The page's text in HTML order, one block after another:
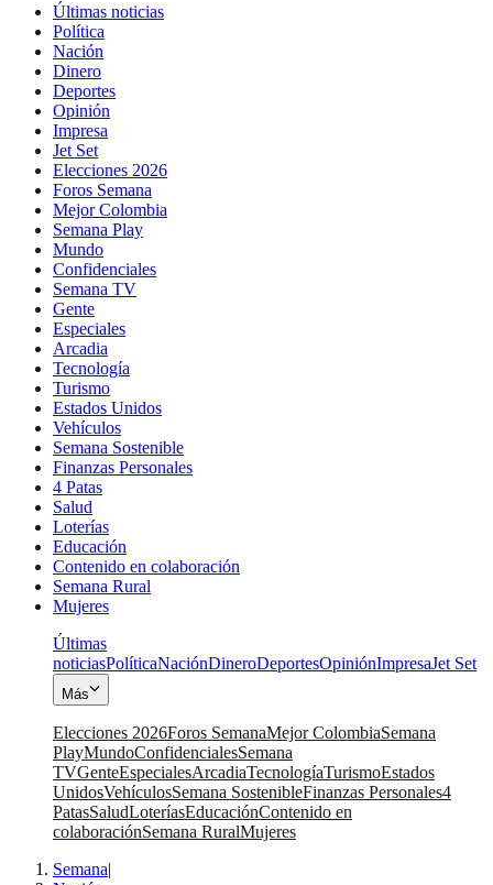
Últimas noticias
Política
Nación
Dinero
Deportes
Opinión
Impresa
Jet Set
Elecciones 2026
Foros Semana
Mejor Colombia
Semana Play
Mundo
Confidenciales
Semana TV
Gente
Especiales
Arcadia
Tecnología
Turismo
Estados Unidos
Vehículos
Semana Sostenible
Finanzas Personales
4 Patas
Salud
Loterías
Educación
Contenido en colaboración
Semana Rural
Mujeres
Últimas
noticiasPolíticaNaciónDineroDeportesOpiniónImpresaJet Set
Más
Elecciones 2026Foros SemanaMejor ColombiaSemana
PlayMundoConfidencialesSemana
TVGenteEspecialesArcadiaTecnologíaTurismoEstados
UnidosVehículosSemana SostenibleFinanzas Personales4
PatasSaludLoteríasEducaciónContenido en
colaboraciónSemana RuralMujeres
Semana|